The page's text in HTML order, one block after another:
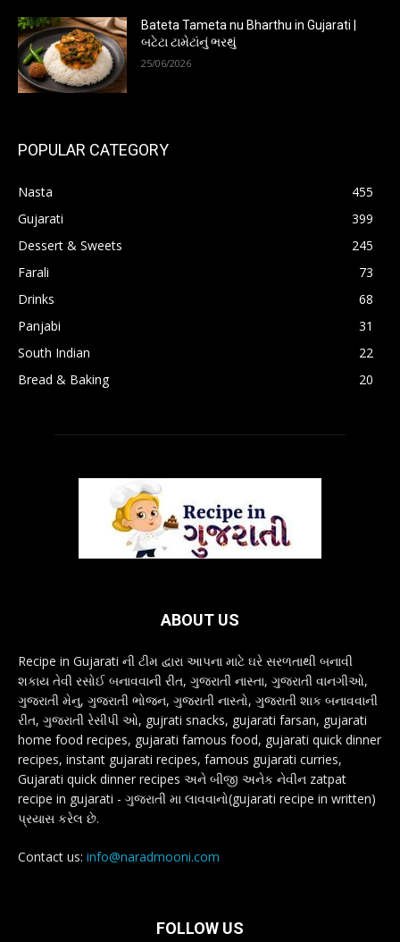
Bateta Tameta nu Bharthu in Gujarati |
બટેટા ટામેટાંનું ભરથું
25/06/2026
POPULAR CATEGORY
Nasta
455
Gujarati
399
Dessert & Sweets
245
Farali
73
Drinks
68
Panjabi
31
South Indian
22
Bread & Baking
20
ABOUT US
Recipe in Gujarati ની ટીમ દ્વારા આપના માટે ઘરે સરળતાથી બનાવી
શકાય તેવી રસોઈ બનાવવાની રીત, ગુજરાતી નાસ્તા, ગુજરાતી વાનગીઓ,
ગુજરાતી મેનુ, ગુજરાતી ભોજન, ગુજરાતી નાસ્તો, ગુજરાતી શાક બનાવવાની
રીત, ગુજરાતી રેસીપી ઓ, gujrati snacks, gujarati farsan, gujarati
home food recipes, gujarati famous food, gujarati quick dinner
recipes, instant gujarati recipes, famous gujarati curries,
Gujarati quick dinner recipes અને બીજી અનેક નેવીન zatpat
recipe in gujarati - ગુજરાતી મા લાવવાનો(gujarati recipe in written)
પ્રયાસ કરેલ છે.
Contact us: info@naradmooni.com
FOLLOW US